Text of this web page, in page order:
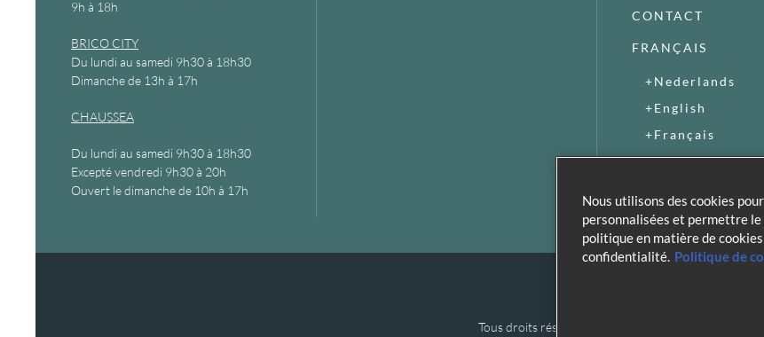
9h à 18h
BRICO CITY
Du lundi au samedi 9h30 à 18h30
Dimanche de 13h à 17h
CHAUSSEA
Du lundi au samedi 9h30 à 18h30
Excepté vendredi 9h30 à 20h
Ouvert le dimanche de 10h à 17h
CONTACT
FRANÇAIS
Nederlands
English
Français
Tous droits réservés aux Galeries St Lambert
Nous utilisons des cookies
personnalisées et permettre
politique en matière de
confidentialité. Politique de